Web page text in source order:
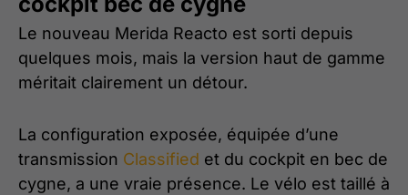
Le nouveau Merida Reacto est sorti depuis
quelques mois, mais la version haut de gamme
méritait clairement un détour.
La configuration exposée, équipée d’une
transmission Classified et du cockpit en bec de
cygne, a une vraie présence. Le vélo est taillé à